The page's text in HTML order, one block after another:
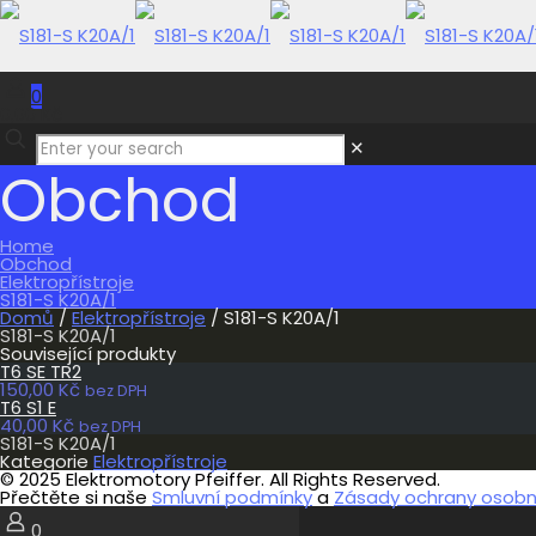
0
0,00 Kč
✕
Obchod
Home
Obchod
Elektropřístroje
S181-S K20A/1
Domů / Elektropřístroje / S181-S K20A/1
S181-S K20A/1
Související produkty
T6 SE TR2
150,00 Kč bez DPH
T6 S1 E
40,00 Kč bez DPH
S181-S K20A/1
Kategorie Elektropřístroje
© 2025 Elektromotory Pfeiffer. All Rights Reserved.
Přečtěte si naše Smluvní podmínkya Zásady ochrany
0